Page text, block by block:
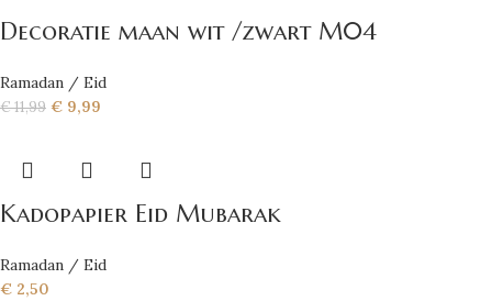
Decoratie maan wit /zwart M04
Ramadan / Eid
€11,99 € 9,99
Kadopapier Eid Mubarak
Ramadan / Eid
€ 2,50